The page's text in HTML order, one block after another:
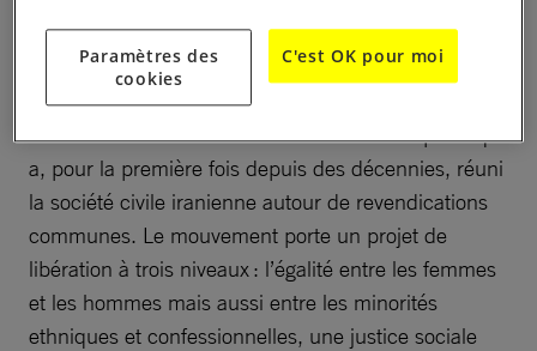
À lire aussi : En Iran, les femmes qui défient le port
obligatoire du voile risqueraient 10 ans de prison
S’en est suivi une mobilisation sociale d’ampleur qui
a, pour la première fois depuis des décennies, réuni
la société civile iranienne autour de revendications
communes. Le mouvement porte un projet de
libération à trois niveaux : l’égalité entre les femmes
et les hommes mais aussi entre les minorités
ethniques et confessionnelles, une justice sociale
Paramètres des
cookies
C'est OK pour moi